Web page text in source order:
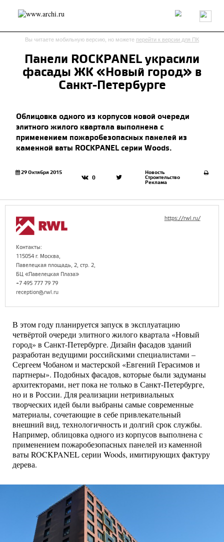
Россия Мир Технологии Интерьер Пресса
Архитекторы
send.project Анонсы конкурсов
Блог
Интервью Исследование
Репортаж
Рецензия Архитектура
Выставка
Дизайн
Иностранцы в России
Интерьер
Книги
Наследие Образование
Урбанистика
Вы читаете мобильную версию, но можете перейти к версии для ПК
Панели ROCKPANEL украсили
фасады ЖК «Новый город» в
Санкт-Петербурге
Облицовка одного из корпусов новой очереди
элитного жилого квартала выполнена с
применением пожаробезопасных панелей из
каменной ваты ROCKPANEL серии Woods.
29 Октября 2015
0
Новость
Строительство
Реклама
https://rwl.ru/
Контакты:
115054 г. Москва,
Павелецкая площадь, 2, стр. 2,
БЦ «Павелецкая Плаза»
+7 495 777 79 79
reception@rwl.ru
В этом году планируется запуск в эксплуатацию
четвёртой очереди элитного жилого квартала «Новый
город» в Санкт-Петербурге. Дизайн фасадов зданий
разработан ведущими российскими специалистами –
Сергеем Чобаном и мастерской «Евгений Герасимов и
партнеры». Подобных фасадов, которые были задуманы
архитекторами, нет пока не только в Санкт-Петербурге,
но и в России. Для реализации нетривиальных
творческих идей были выбраны самые современные
материалы, сочетающие в себе привлекательный
внешний вид, технологичность и долгий срок службы.
Например, облицовка одного из корпусов выполнена с
применением пожаробезопасных панелей из каменной
ваты ROCKPANEL серии Woods, имитирующих фактуру
дерева.